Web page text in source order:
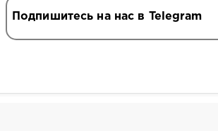
Подпишитесь на нас в Telegram